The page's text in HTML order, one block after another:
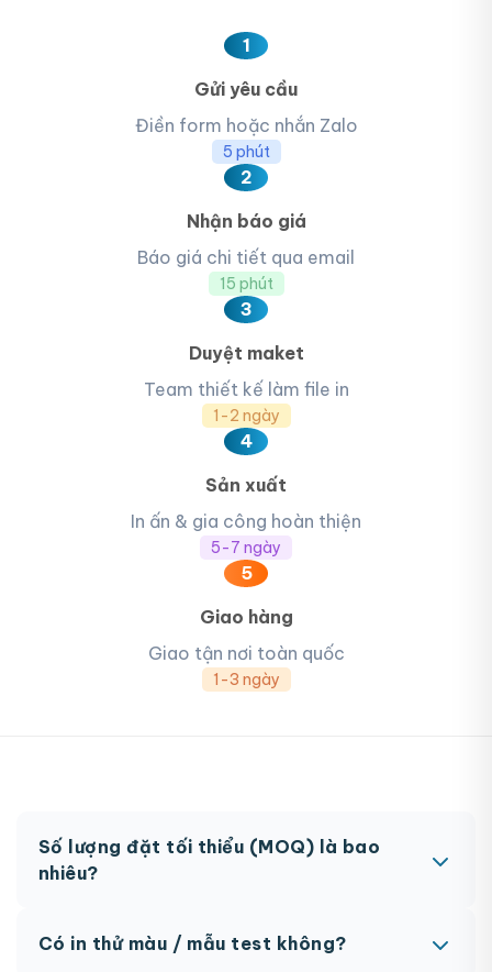
1
Gửi yêu cầu
Điền form hoặc nhắn Zalo
5 phút
2
Nhận báo giá
Báo giá chi tiết qua email
15 phút
3
Duyệt maket
Team thiết kế làm file in
1-2 ngày
4
Sản xuất
In ấn & gia công hoàn thiện
5-7 ngày
5
Giao hàng
Giao tận nơi toàn quốc
1-3 ngày
Số lượng đặt tối thiểu (MOQ) là bao
nhiêu?
đặc biệt có thể có MOQ khác nhau.
Có in thử màu / mẫu test không?